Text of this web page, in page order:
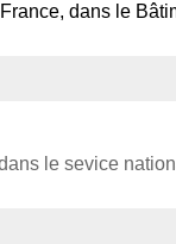
dans le
le sevice